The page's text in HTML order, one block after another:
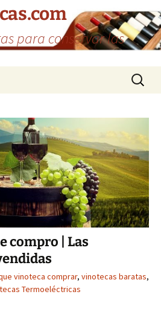
para conservar las
Buscar:
compro | Las
vinoteca comprar, vinotecas baratas,
Termoeléctricas